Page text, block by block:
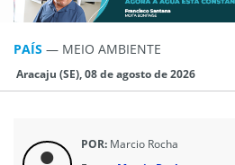
PAÍS — MEIO AMBIENTE
Aracaju (SE), 08 de agosto de 2026
POR: Marcio Rocha